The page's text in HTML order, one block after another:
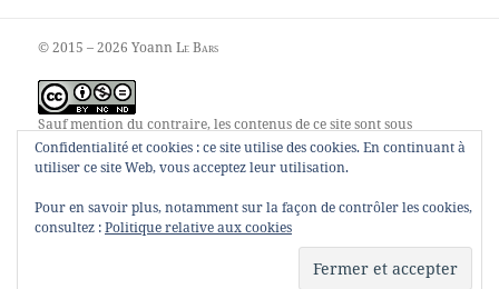
© 2015 – 2026 YoannLe Bars
Sauf mention du contraire, les contenus de ce site sont sous
contratCreative Commons Attribution – Pas d’utilisation
commerciale – Pas de modification 4.0 internationale
Confidentialité et cookies : ce site utilise des cookies. En continuant à
utiliser ce site Web, vous acceptez leur utilisation.
Pour en savoir plus, notamment sur la façon de contrôler les cookies,
consultez :Politique relative aux cookies